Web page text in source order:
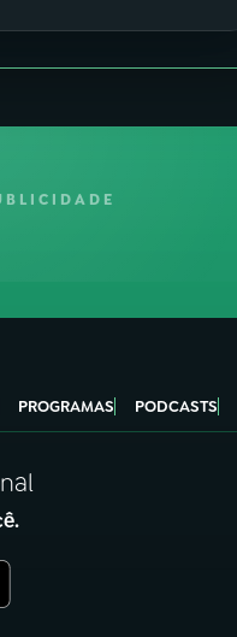
PROGRAMAS PODCASTS